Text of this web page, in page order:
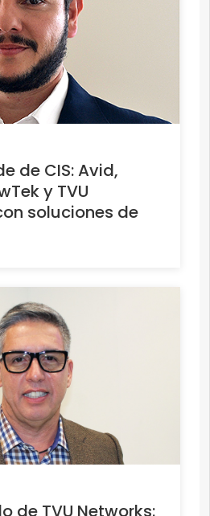
de CIS: Avid,
y TVU
soluciones de
de TVU Networks: